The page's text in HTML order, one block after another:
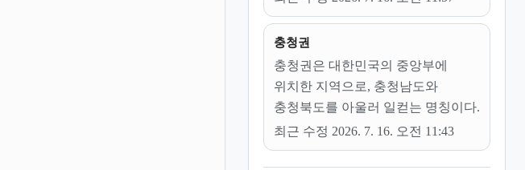
충청권
충청권은 대한민국의 중앙부에
위치한 지역으로, 충청남도와
충청북도를 아울러 일컫는 명칭이다.
최근 수정 2026. 7. 16. 오전 11:43